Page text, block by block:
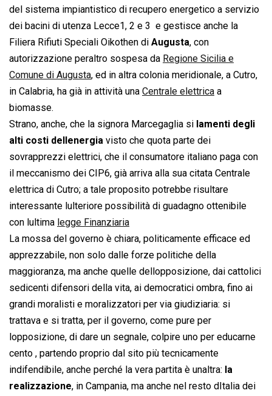
del sistema impiantistico di recupero energetico a servizio
dei bacini di utenza Lecce1, 2 e 3  e gestisce anche la
Filiera Rifiuti Speciali Oikothen di Augusta, con
autorizzazione peraltro sospesa da Regione Sicilia e
Comune di Augusta, ed in altra colonia meridionale, a Cutro,
in Calabria, ha già in attività una Centrale elettrica a
biomasse.
Strano, anche, che la signora Marcegaglia si lamenti degli
alti costi dellenergia visto che quota parte dei
sovrapprezzi elettrici, che il consumatore italiano paga con
il meccanismo dei CIP6, già arriva alla sua citata Centrale
elettrica di Cutro; a tale proposito potrebbe risultare
interessante lulteriore possibilità di guadagno ottenibile
con lultima legge Finanziaria
La mossa del governo è chiara, politicamente efficace ed
apprezzabile, non solo dalle forze politiche della
maggioranza, ma anche quelle dellopposizione, dai cattolici
sedicenti difensori della vita, ai democratici ombra, fino ai
grandi moralisti e moralizzatori per via giudiziaria: si
trattava e si tratta, per il governo, come pure per
lopposizione, di dare un segnale, colpire uno per educarne
cento , partendo proprio dal sito più tecnicamente
indifendibile, anche perché la vera partita è unaltra: la
realizzazione, in Campania, ma anche nel resto dItalia dei